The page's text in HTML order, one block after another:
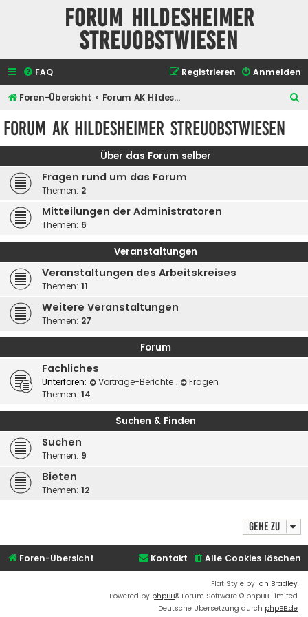
Forum Hildesheimer
Streuobstwiesen
FAQ Anmelden
Registrieren
Foren-Übersicht Forum AK Hildesheimer Streuobstwiesen
e
Forum AK Hildesheimer Streuobstwiesen
Über das Forum selber
Fragen rund um das Forum
Themen: 2
Mitteilungen der Administratoren
Themen: 6
Veranstaltungen
Veranstaltungen des Arbeitskreises
Themen: 11
Weitere Veranstaltungen
Themen: 27
Forum
Fachliches
Unterforen: Vorträge-Berichte ,
Fragen
Themen: 14
Suchen & Finden
Suchen
Themen: 9
Bieten
Themen: 12
Gehe zu
Foren-Übersicht Alle Cookies löschen
Kontakt
Flat Style by Ian Bradley
Powered by phpBB® Forum Software © phpBB Limited
Deutsche Übersetzung durch phpBB.de